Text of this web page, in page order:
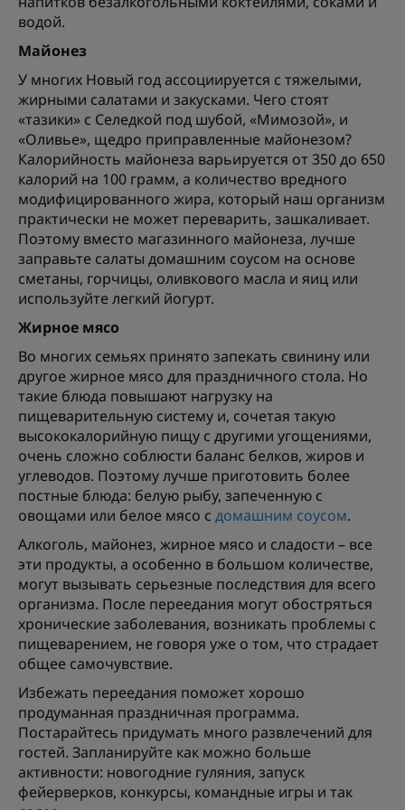
водой.
Майонез
У многих Новый год ассоциируется с тяжелыми,
жирными салатами и закусками. Чего стоят
«тазики» с Селедкой под шубой, «Мимозой», и
«Оливье», щедро приправленные майонезом?
Калорийность майонеза варьируется от 350 до 650
калорий на 100 грамм, а количество вредного
модифицированного жира, который наш организм
практически не может переварить, зашкаливает.
Поэтому вместо магазинного майонеза, лучше
заправьте салаты домашним соусом на основе
сметаны, горчицы, оливкового масла и яиц или
используйте легкий йогурт.
Жирное мясо
Во многих семьях принято запекать свинину или
другое жирное мясо для праздничного стола. Но
такие блюда повышают нагрузку на
пищеварительную систему и, сочетая такую
высококалорийную пищу с другими угощениями,
очень сложно соблюсти баланс белков, жиров и
углеводов. Поэтому лучше приготовить более
постные блюда: белую рыбу, запеченную с
овощами или белое мясо с домашним соусом.
Алкоголь, майонез, жирное мясо и сладости – все
эти продукты, а особенно в большом количестве,
могут вызывать серьезные последствия для всего
организма. После переедания могут обостряться
хронические заболевания, возникать проблемы с
пищеварением, не говоря уже о том, что страдает
общее самочувствие.
Избежать переедания поможет хорошо
продуманная праздничная программа.
Постарайтесь придумать много развлечений для
гостей. Запланируйте как можно больше
активности: новогодние гуляния, запуск
фейерверков, конкурсы, командные игры и так